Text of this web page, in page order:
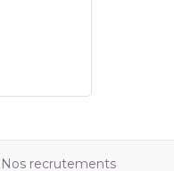
Nos recrutements